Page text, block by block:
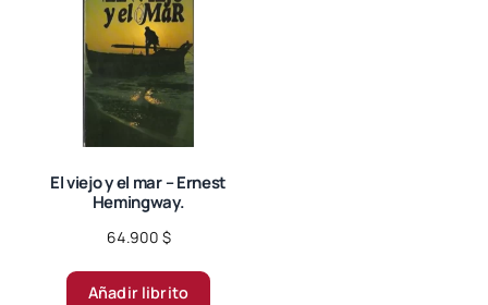
El viejo y el mar – Ernest
Hemingway.
64.900 $
Añadir librito